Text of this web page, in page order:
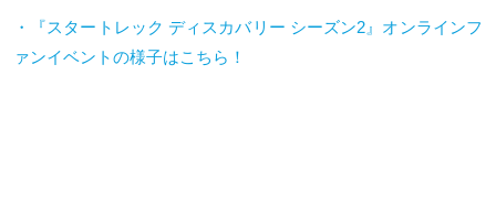
・『スタートレック ディスカバリー シーズン2』オンラインフ
ァンイベントの様子はこちら！